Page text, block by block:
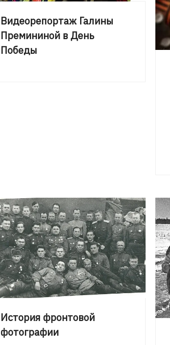
Видеорепортаж Галины
Премининой в День
Победы
История фронтовой
фотографии